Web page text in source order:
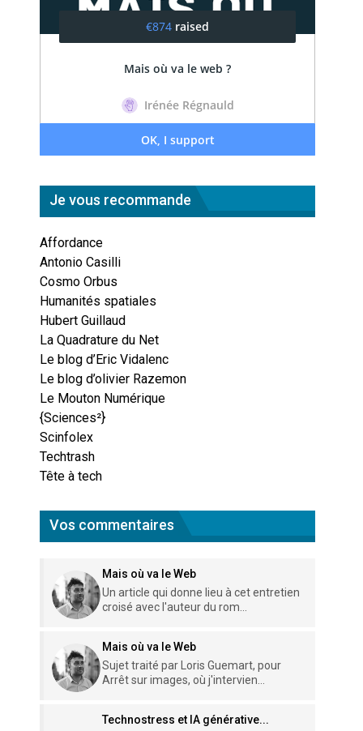
Je vous recommande
Affordance
Antonio Casilli
Cosmo Orbus
Humanités spatiales
Hubert Guillaud
La Quadrature du Net
Le blog d’Eric Vidalenc
Le blog d’olivier Razemon
Le Mouton Numérique
{Sciences²}
Scinfolex
Techtrash
Tête à tech
Vos commentaires
Mais où va le Web
Un article qui donne lieu à cet entretien
croisé avec l'auteur du rom...
Mais où va le Web
Sujet traité par Loris Guemart, pour
Arrêt sur images, où j'intervien...
Technostress et IA générative...